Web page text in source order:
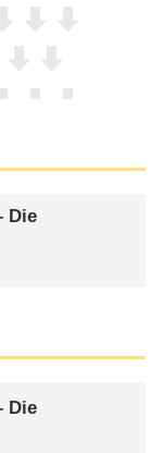
Die
Die